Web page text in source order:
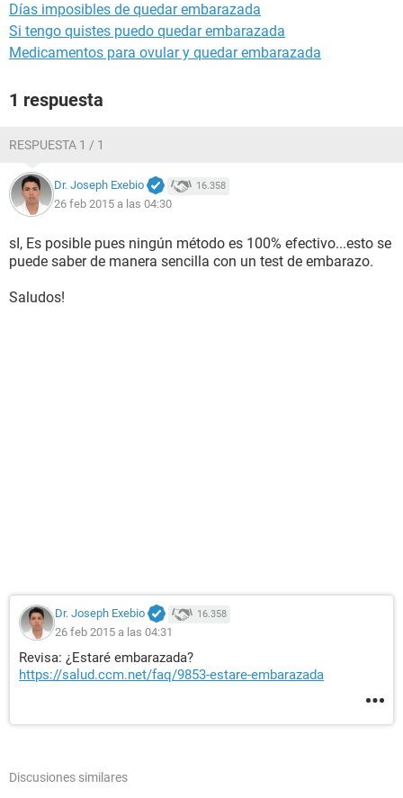
Días imposibles de quedar embarazada
Si tengo quistes puedo quedar embarazada
Medicamentos para ovular y quedar embarazada
1 respuesta
RESPUESTA 1 / 1
Dr. Joseph Exebio 16.358
26 feb 2015 a las 04:30
sI, Es posible pues ningún método es 100% efectivo...esto se
puede saber de manera sencilla con un test de embarazo.
Saludos!
Dr. Joseph Exebio 16.358
26 feb 2015 a las 04:31
Revisa: ¿Estaré embarazada?
https://salud.ccm.net/faq/9853-estare-embarazada
Discusiones similares